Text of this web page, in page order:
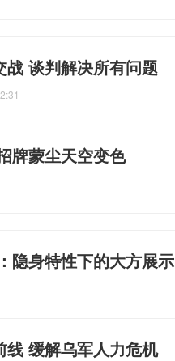
谈判解决所有问题
牌蒙尘天空变色
隐身特性下的大方展示
缓解乌军人力危机